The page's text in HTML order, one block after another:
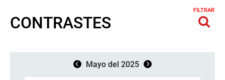
CONTRASTES
FILTRAR
Mayo del 2025